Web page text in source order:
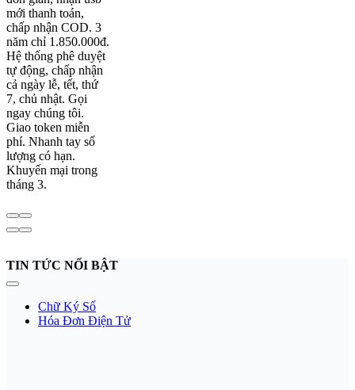
mới thanh toán,
chấp nhận COD. 3
năm chỉ 1.850.000đ.
Hệ thống phê duyệt
tự động, chấp nhận
cả ngày lễ, tết, thứ
7, chủ nhật. Gọi
ngay chúng tôi.
Giao token miễn
phí. Nhanh tay số
lượng có hạn.
Khuyến mại trong
tháng 3.
TIN TỨC NỔI BẬT
Chữ Ký Số
Hóa Đơn Điện Tử